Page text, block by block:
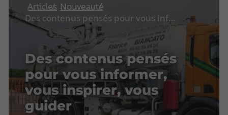
Articles Nouveauté
Des contenus pensés pour vous informer, vous inspirer, vous guider
Des contenus pensés
pour vous informer,
vous inspirer, vous
guider